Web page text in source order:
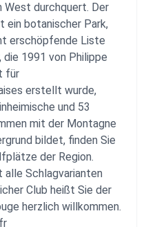
West durchquert. Der
ein botanischer Park,
erschöpfende Liste
die 1991 von Philippe
für
erstellt wurde,
und 53
mit der Montagne
bildet, finden Sie
der Region.
Schlagvarianten
Club heißt Sie der
herzlich willkommen.